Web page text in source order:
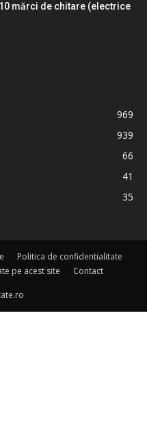
mărci de chitare (electrice
969
939
66
41
35
Politica de confidentialitate
pe acest site Contact